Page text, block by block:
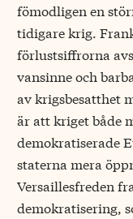
fömodligen en
tidigare krig.
förlustsiffrorna
vansinne och
av krigsbesatthet
är att kriget både
demokratiserade
staterna mera
Versaillesfreden
demokratisering,